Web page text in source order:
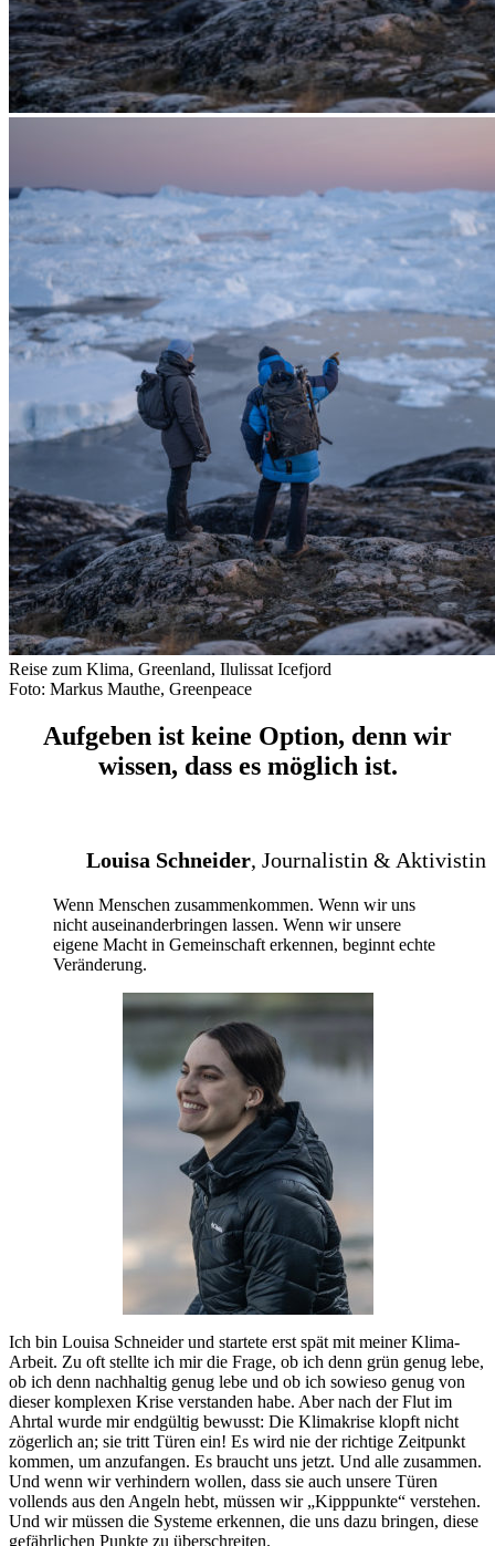
Reise zum Klima, Greenland, Ilulissat Icefjord
Foto: Markus Mauthe, Greenpeace
Aufgeben ist keine Option, denn wir
wissen, dass es möglich ist.
Louisa Schneider, Journalistin & Aktivistin
Wenn Menschen zusammenkommen. Wenn wir uns
nicht auseinanderbringen lassen. Wenn wir unsere
eigene Macht in Gemeinschaft erkennen, beginnt echte
Veränderung.
Ich bin Louisa Schneider und startete erst spät mit meiner Klima-
Arbeit. Zu oft stellte ich mir die Frage, ob ich denn grün genug lebe,
ob ich denn nachhaltig genug lebe und ob ich sowieso genug von
dieser komplexen Krise verstanden habe. Aber nach der Flut im
Ahrtal wurde mir endgültig bewusst: Die Klimakrise klopft nicht
zögerlich an; sie tritt Türen ein! Es wird nie der richtige Zeitpunkt
kommen, um anzufangen. Es braucht uns jetzt. Und alle zusammen.
Und wenn wir verhindern wollen, dass sie auch unsere Türen
vollends aus den Angeln hebt, müssen wir „Kipppunkte“ verstehen.
Und wir müssen die Systeme erkennen, die uns dazu bringen, diese
gefährlichen Punkte zu überschreiten.